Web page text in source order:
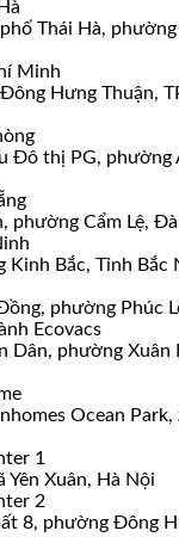
Thái Hà,
Minh
Hưng Thuận,
Đô thị PG, phường
phường Cẩm Lệ,
Kinh Bắc, Tỉnh Bắc
phường Phúc
Ecovacs
Dân, phường Xuân
Ocean Park,
1
Yên Xuân, Hà Nội
2
8, phường Đông